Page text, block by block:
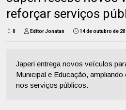
reforçar serviços
0 Editor Jonatan 14 de outubro de
Japeri entrega novos veículos
Municipal e Educação, ampliando
nos serviços públicos.